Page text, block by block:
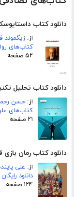
دانلود کتاب
از: زیگموند
کتاب‌های
۵۲ صفحه
دانلود کتاب تحلیل
از: حسن
کتاب‌های
۲۱ صفحه
دانلود کتاب رمان
از: علی
دانلود
۱۲۴ صفحه